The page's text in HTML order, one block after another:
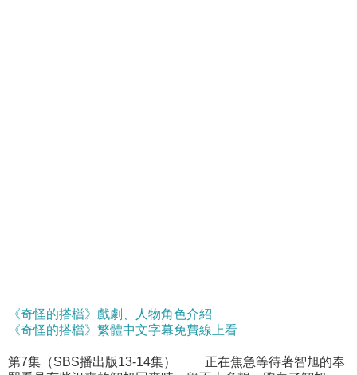
《奇怪的搭檔》戲劇、人物角色介紹
《奇怪的搭檔》繁體中文字幕免費線上看
第7集（SBS播出版13-14集） 正在焦急等待著智旭的奉